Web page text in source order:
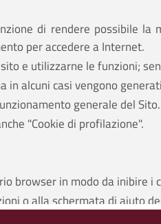
di rendere
per accedere a Internet.
e utilizzarne le funzioni;
in alcuni casi vengono
generale del Sito.
"Cookie di profilazione".
browser in modo da inibire
o alla schermata di aiuto
necessari, funzionali e di